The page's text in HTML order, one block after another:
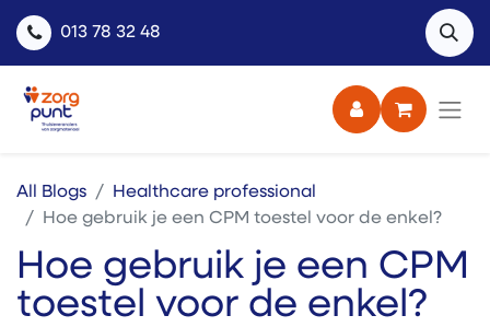
013 78 32 48
All Blogs
Healthcare professional
Hoe gebruik je een CPM toestel voor de enkel?
Hoe gebruik je een CPM
toestel voor de enkel?